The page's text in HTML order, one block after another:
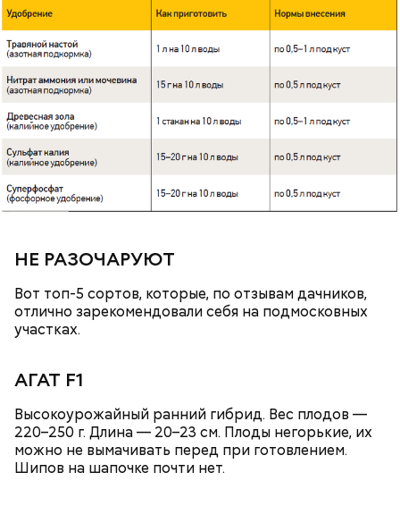
НЕ РАЗОЧАРУЮТ
Вот топ-5 сортов, которые, по отзывам дачников,
отлично зарекомендовали себя на подмосковных
участках.
АГАТ F1
Высокоурожайный ранний гибрид. Вес плодов —
220–250 г. Длина — 20–23 см. Плоды негорькие, их
можно не вымачивать перед при готовлением.
Шипов на шапочке почти нет.
лишним весом.
— В дыне содержится много сахара, который
представлен фруктозой. С одной стороны — это
хорошо, потому что дает энергию. Но важно
помнить, что сладкими дынями не нужно сильно
увлекаться, так же как и арбузами, людям с
сахарным диабетом и лишним весом, —
подчеркнула доктор.